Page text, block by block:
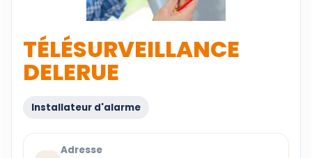
TÉLÉSURVEILLANCE
DELERUE
Installateur d'alarme
Adresse